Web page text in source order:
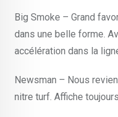
Big Smoke – Grand
dans une belle forme.
accélération dans la
Newsman – Nous
nitre turf. Affiche